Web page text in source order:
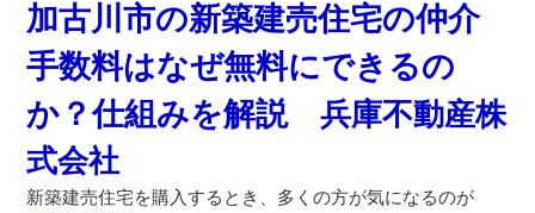
加古川市の新築建売住宅の仲介
手数料はなぜ無料にできるの
か？仕組みを解説兵庫不動産株
式会社
新築建売住宅を購入するとき、多くの方が気になるのが